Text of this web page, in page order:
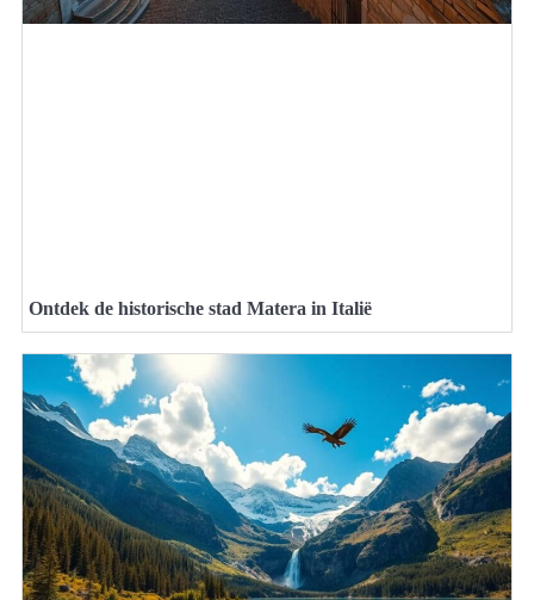
Ontdek de historische stad Matera in Italië